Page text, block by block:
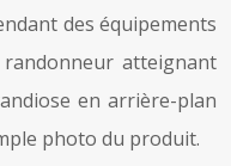
des équipements
randonneur atteignant
en arrière-plan
photo du produit.